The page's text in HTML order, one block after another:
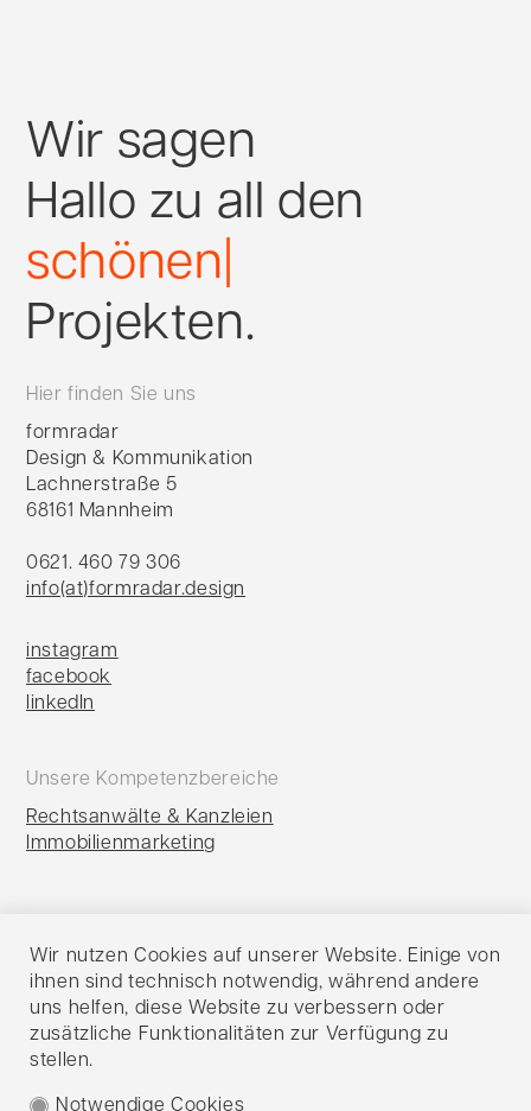
Wir sagen
Hallo zu all den
aufregenden
wu|
Projekten.
Hier finden Sie uns
formradar
Design & Kommunikation
Lachnerstraße 5
68161 Mannheim
0621. 460 79 306
info(at)formradar.design
instagram
facebook
linkedIn
Unsere Kompetenzbereiche
Rechtsanwälte & Kanzleien
Immobilienmarketing
Portfolio
Agentur
Leistungen
Blog
Kontakt
Wir nutzen Cookies auf unserer Website. Einige von
ihnen sind technisch notwendig, während andere
uns helfen, diese Website zu verbessern oder
zusätzliche Funktionalitäten zur Verfügung zu
stellen.
Notwendige Cookies